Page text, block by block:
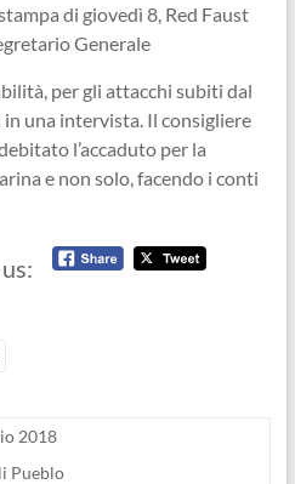
di giovedì 8, Red Faust
Generale
per gli attacchi subiti dal
una intervista. Il consigliere
l’accaduto per la
e non solo, facendo i conti
2018
Pueblo